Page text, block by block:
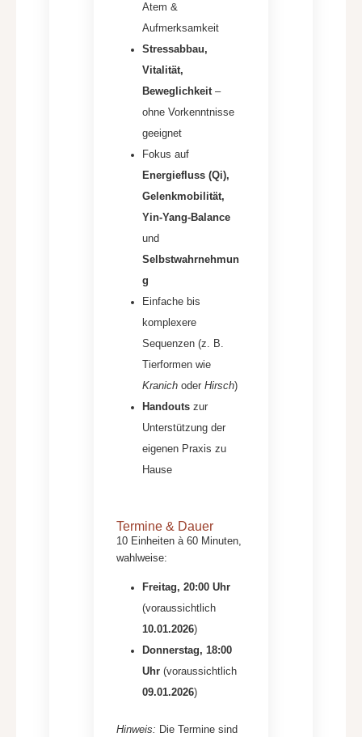
Atem &
Aufmerksamkeit
Stressabbau,
Vitalität,
Beweglichkeit –
ohne Vorkenntnisse
geeignet
Fokus auf
Energiefluss (Qi),
Gelenkmobilität,
Yin-Yang-Balance
und
Selbstwahrnehmun
g
Einfache bis
komplexere
Sequenzen (z. B.
Tierformen wie
Kranich oderHirsch)
Handouts zur
Unterstützung der
eigenen Praxis zu
Hause
Termine & Dauer
10 Einheiten à 60 Minuten,
wahlweise:
Freitag, 20:00 Uhr
(voraussichtlich
10.01.2026)
Donnerstag, 18:00
Uhr (voraussichtlich
09.01.2026)
Hinweis: Die Termine sind